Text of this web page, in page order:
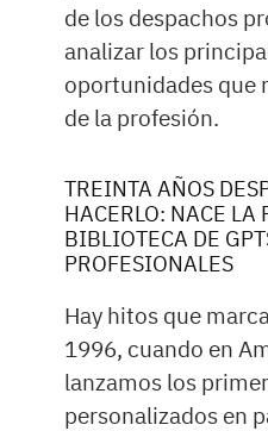
de los despachos
analizar los
oportunidades que
de la profesión.
TREINTA AÑOS
HACERLO: NACE LA
BIBLIOTECA DE
PROFESIONALES
Hay hitos que
1996, cuando en
lanzamos los
personalizados en